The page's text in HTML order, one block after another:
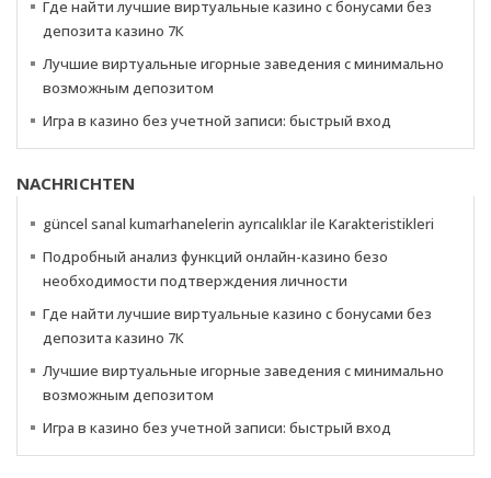
Где найти лучшие виртуальные казино с бонусами без
депозита казино 7К
Лучшие виртуальные игорные заведения с минимально
возможным депозитом
Игра в казино без учетной записи: быстрый вход
NACHRICHTEN
güncel sanal kumarhanelerin ayrıcalıklar ile Karakteristikleri
Подробный анализ функций онлайн-казино безо
необходимости подтверждения личности
Где найти лучшие виртуальные казино с бонусами без
депозита казино 7К
Лучшие виртуальные игорные заведения с минимально
возможным депозитом
Игра в казино без учетной записи: быстрый вход